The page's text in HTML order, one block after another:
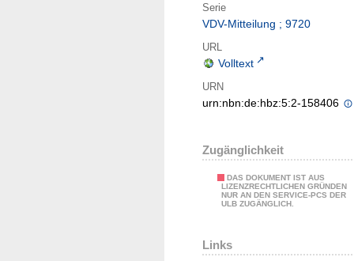
Serie
VDV-Mitteilung ; 9720
URL
Volltext
URN
urn:nbn:de:hbz:5:2-158406
Zugänglichkeit
DAS DOKUMENT IST AUS
LIZENZRECHTLICHEN GRÜNDEN
NUR AN DEN SERVICE-PCS DER
ULB ZUGÄNGLICH.
Links